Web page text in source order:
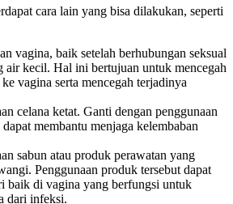
cara lain yang bisa dilakukan, seperti
vagina, baik setelah berhubungan seksual
air kecil. Hal ini bertujuan untuk mencegah
vagina serta mencegah terjadinya
celana ketat. Ganti dengan penggunaan
membantu menjaga kelembaban
sabun atau produk perawatan yang
Penggunaan produk tersebut dapat
baik di vagina yang berfungsi untuk
dari infeksi.